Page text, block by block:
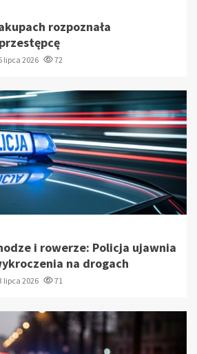
rozpoznała
lipca 2026 72
i rowerze: Policja ujawnia
na drogach
lipca 2026 71